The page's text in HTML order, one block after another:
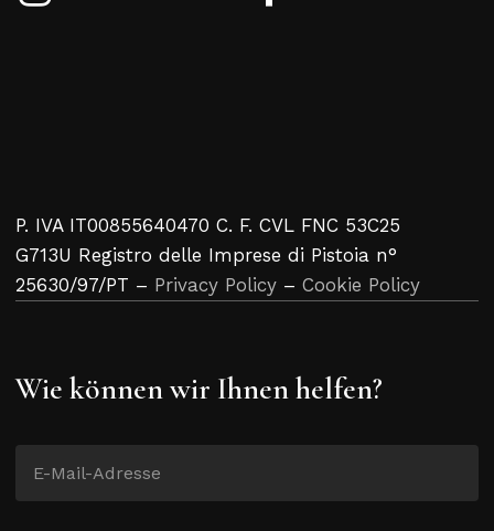
P. IVA IT00855640470 C. F. CVL FNC 53C25
G713U Registro delle Imprese di Pistoia n°
25630/97/PT – Privacy Policy – Cookie Policy
Wie können wir Ihnen helfen?